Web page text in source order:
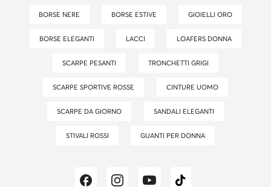
BORSE NERE BORSE ESTIVE GIOIELLI ORO
BORSE ELEGANTI LACCI LOAFERS DONNA
SCARPE PESANTI TRONCHETTI GRIGI
SCARPE SPORTIVE ROSSE CINTURE UOMO
SCARPE DA GIORNO SANDALI ELEGANTI
STIVALI ROSSI GUANTI PER DONNA